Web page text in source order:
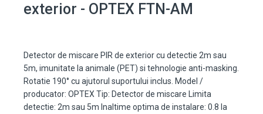
exterior - OPTEX FTN-AM
Detector de miscare PIR de exterior cu detectie 2m sau
5m, imunitate la animale (PET) si tehnologie anti-masking.
Rotatie 190° cu ajutorul suportului inclus. Model /
producator: OPTEX Tip: Detector de miscare Limita
detectie: 2m sau 5m Inaltime optima de instalare: 0.8 la